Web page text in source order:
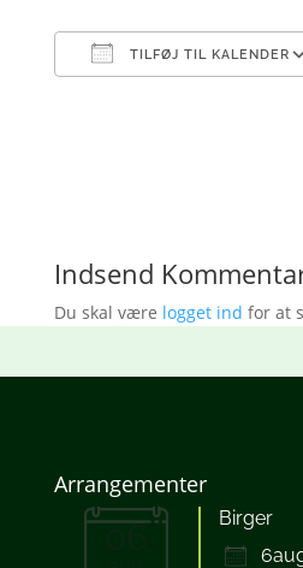
TILFØJ TIL KALENDER
Indsend
Du skal være logget ind for at
Arrangementer
06
Birger